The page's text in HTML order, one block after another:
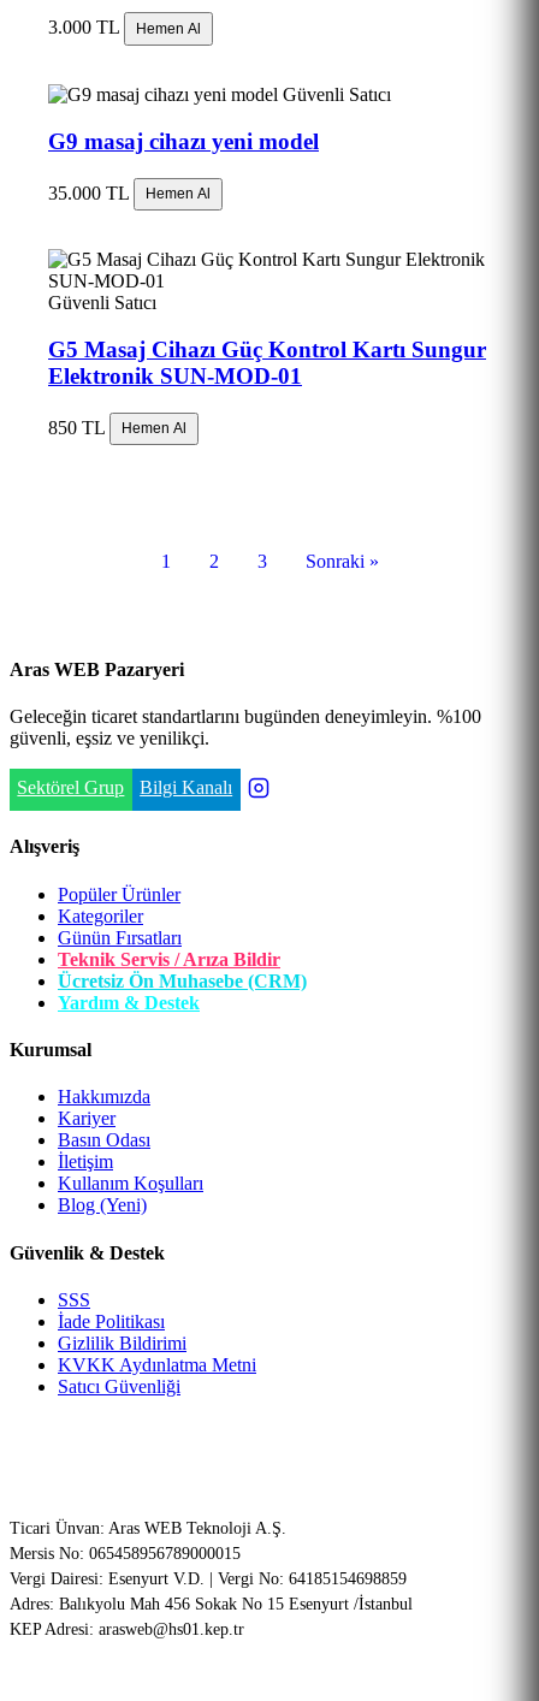
3.000 TL Hemen Al
Güvenli Satıcı
G9 masaj cihazı yeni model
35.000 TL Hemen Al
Güvenli Satıcı
G5 Masaj Cihazı Güç Kontrol Kartı Sungur
Elektronik SUN-MOD-01
850 TL Hemen Al
1 2 3 Sonraki »
Aras WEB Pazaryeri
Geleceğin ticaret standartlarını bugünden deneyimleyin. %100
güvenli, eşsiz ve yenilikçi.
Sektörel Grup Bilgi Kanalı
Alışveriş
Popüler Ürünler
Kategoriler
Günün Fırsatları
Teknik Servis / Arıza Bildir
Ücretsiz Ön Muhasebe (CRM)
Yardım & Destek
Kurumsal
Hakkımızda
Kariyer
Basın Odası
İletişim
Kullanım Koşulları
Blog (Yeni)
Güvenlik & Destek
SSS
İade Politikası
Gizlilik Bildirimi
KVKK Aydınlatma Metni
Satıcı Güvenliği
Ticari Ünvan: Aras WEB Teknoloji A.Ş.
Mersis No: 065458956789000015
Vergi Dairesi: Esenyurt V.D. | Vergi No: 64185154698859
Adres: Balıkyolu Mah 456 Sokak No 15 Esenyurt /İstanbul
KEP Adresi: arasweb@hs01.kep.tr